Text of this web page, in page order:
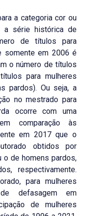
a categoria cor ou
a série histórica de
de títulos para
somente em 2006 é
o número de títulos
para mulheres
pardos). Ou seja, a
no mestrado para
ocorre com uma
comparação às
em 2017 que o
obtidos por
o de homens pardos,
respectivamente.
para mulheres
defasagem em
de mulheres